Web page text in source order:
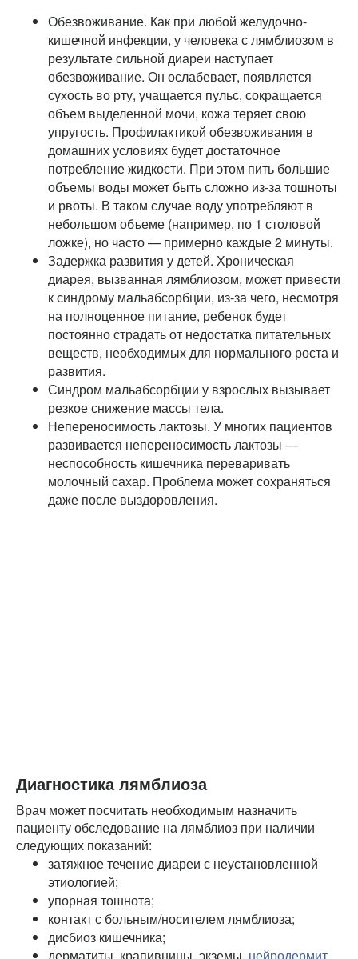
Обезвоживание. Как при любой желудочно-
кишечной инфекции, у человека с лямблиозом в
результате сильной диареи наступает
обезвоживание. Он ослабевает, появляется
сухость во рту, учащается пульс, сокращается
объем выделенной мочи, кожа теряет свою
упругость. Профилактикой обезвоживания в
домашних условиях будет достаточное
потребление жидкости. При этом пить большие
объемы воды может быть сложно из-за тошноты
и рвоты. В таком случае воду употребляют в
небольшом объеме (например, по 1 столовой
ложке), но часто — примерно каждые 2 минуты.
Задержка развития у детей. Хроническая
диарея, вызванная лямблиозом, может привести
к синдрому мальабсорбции, из-за чего, несмотря
на полноценное питание, ребенок будет
постоянно страдать от недостатка питательных
веществ, необходимых для нормального роста и
развития.
Синдром мальабсорбции у взрослых вызывает
резкое снижение массы тела.
Непереносимость лактозы. У многих пациентов
развивается непереносимость лактозы —
неспособность кишечника переваривать
молочный сахар. Проблема может сохраняться
даже после выздоровления.
Диагностика лямблиоза
Врач может посчитать необходимым назначить
пациенту обследование на лямблиоз при наличии
следующих показаний:
затяжное течение диареи с неустановленной
этиологией;
упорная тошнота;
контакт с больным/носителем лямблиоза;
дисбиоз кишечника;
дерматиты, крапивницы, экземы, нейродермит,